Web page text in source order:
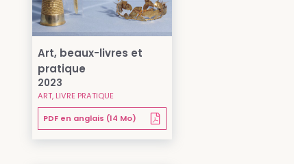
Art, beaux-livres et
pratique
2023
ART, LIVRE PRATIQUE
PDF en anglais (14 Mo)